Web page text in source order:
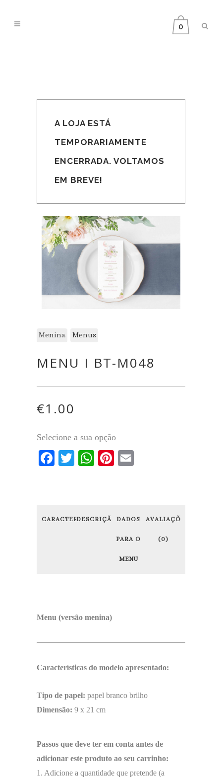
0
A LOJA ESTÁ
TEMPORARIAMENTE
ENCERRADA. VOLTAMOS
EM BREVE!
Menina Menus
MENU I BT-M048
€1.00
Selecione a sua opção
Facebook
Twitter
WhatsApp
Pinterest
CARACTERÍSTICAS
DESCRIÇÃODADOS
PARA O
MENU
AVALIAÇÕES
(0)
Menu (versão menina)
Características do modelo apresentado:
Tipo de papel: papel branco brilho
Dimensão: 9 x 21 cm
Passos que deve ter em conta antes de
adicionar este produto ao seu carrinho:
1. Adicione a quantidade que pretende (a